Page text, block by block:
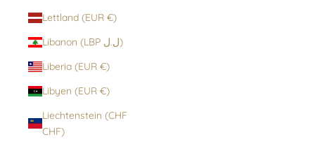
Lettland (EUR €)
Libanon (LBP ل.ل)
Liberia (EUR €)
Libyen (EUR €)
Liechtenstein (CHF
CHF)